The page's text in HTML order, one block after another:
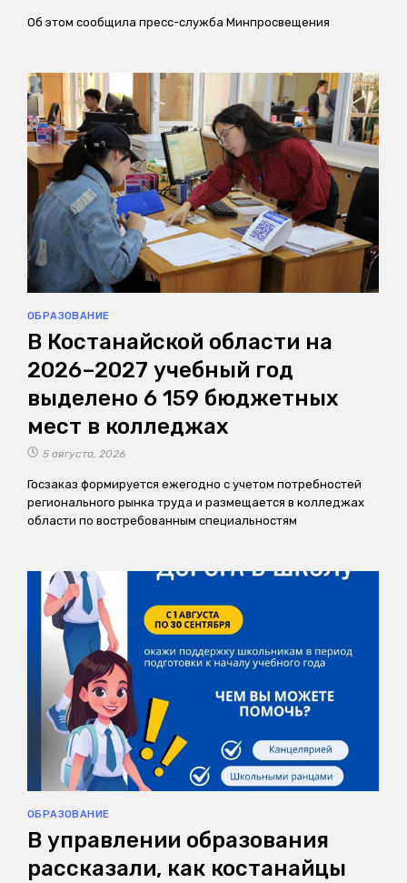
Об этом сообщила пресс-служба Минпросвещения
ОБРАЗОВАНИЕ
В Костанайской области на
2026–2027 учебный год
выделено 6 159 бюджетных
мест в колледжах
5 августа, 2026
Госзаказ формируется ежегодно с учетом потребностей
регионального рынка труда и размещается в колледжах
области по востребованным специальностям
ОБРАЗОВАНИЕ
В управлении образования
рассказали, как костанайцы